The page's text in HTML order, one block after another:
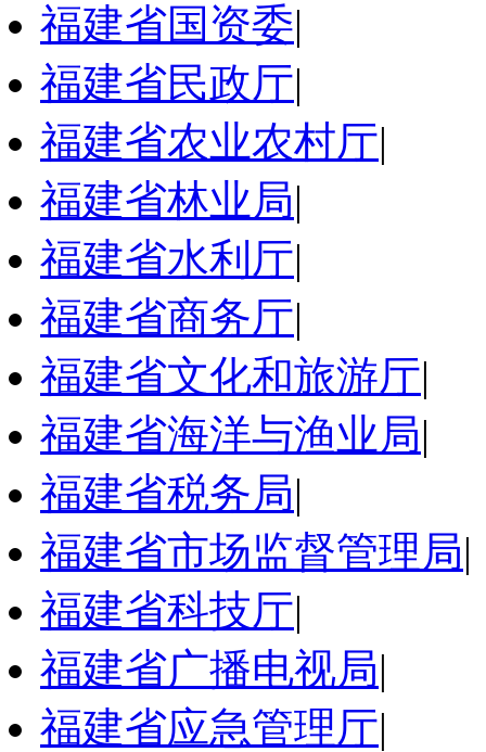
福建省国资委|
福建省民政厅|
福建省农业农村厅|
福建省林业局|
福建省水利厅|
福建省商务厅|
福建省文化和旅游厅|
福建省海洋与渔业局|
福建省税务局|
福建省市场监督管理局|
福建省科技厅|
福建省广播电视局|
福建省应急管理厅|